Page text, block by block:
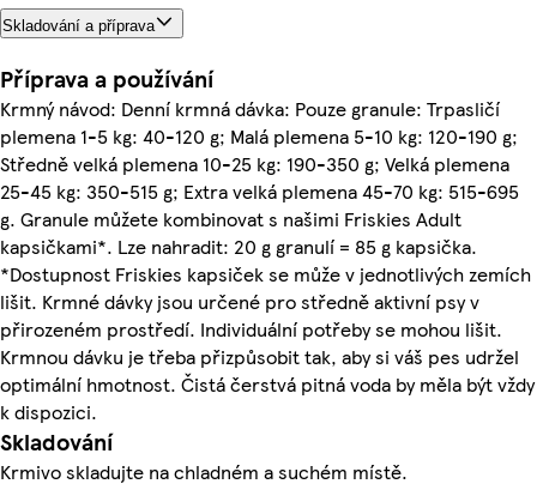
Skladování a příprava
Příprava a používání
Krmný návod: Denní krmná dávka: Pouze granule: Trpasličí
plemena 1-5 kg: 40-120 g; Malá plemena 5-10 kg: 120-190 g;
Středně velká plemena 10-25 kg: 190-350 g; Velká plemena
25-45 kg: 350-515 g; Extra velká plemena 45-70 kg: 515-695
g. Granule můžete kombinovat s našimi Friskies Adult
kapsičkami*. Lze nahradit: 20 g granulí = 85 g kapsička.
*Dostupnost Friskies kapsiček se může v jednotlivých zemích
lišit. Krmné dávky jsou určené pro středně aktivní psy v
přirozeném prostředí. Individuální potřeby se mohou lišit.
Krmnou dávku je třeba přizpůsobit tak, aby si váš pes udržel
optimální hmotnost. Čistá čerstvá pitná voda by měla být vždy
k dispozici.
Skladování
Krmivo skladujte na chladném a suchém místě.